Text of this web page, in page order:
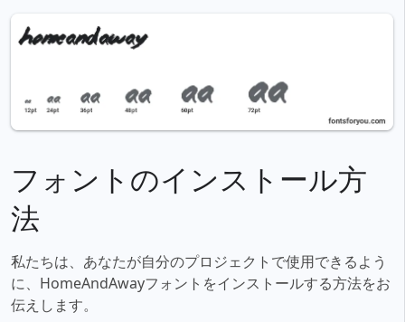
フォントのインストール方
法
私たちは、あなたが自分のプロジェクトで使用できるよう
に、HomeAndAwayフォントをインストールする方法をお
伝えします。